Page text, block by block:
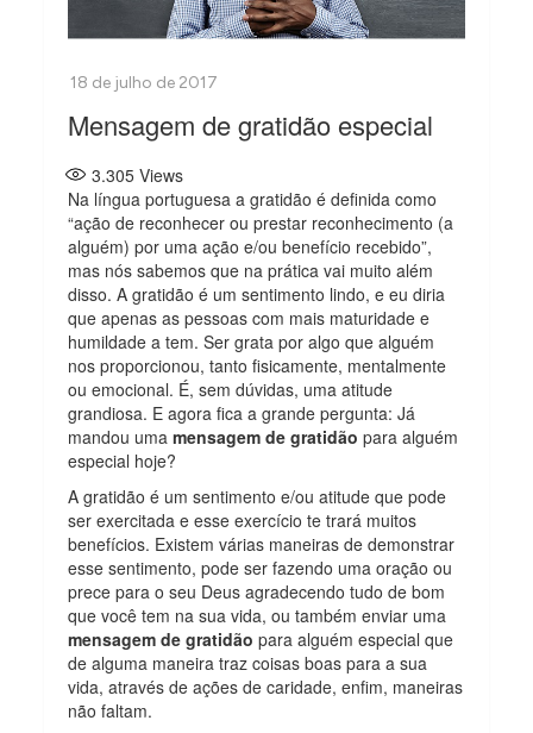
Mensagem de gratidão especial
3.305 Views
Na língua portuguesa a gratidão é definida como
“ação de reconhecer ou prestar reconhecimento (a
alguém) por uma ação e/ou benefício recebido”,
mas nós sabemos que na prática vai muito além
disso. A gratidão é um sentimento lindo, e eu diria
que apenas as pessoas com mais maturidade e
humildade a tem. Ser grata por algo que alguém
nos proporcionou, tanto fisicamente, mentalmente
ou emocional. É, sem dúvidas, uma atitude
grandiosa. E agora fica a grande pergunta: Já
mandou umamensagem de gratidão para alguém
especial hoje?
A gratidão é um sentimento e/ou atitude que pode
ser exercitada e esse exercício te trará muitos
benefícios. Existem várias maneiras de demonstrar
esse sentimento, pode ser fazendo uma oração ou
prece para o seu Deus agradecendo tudo de bom
que você tem na sua vida, ou também enviar uma
mensagem de gratidão para alguém especial que
de alguma maneira traz coisas boas para a sua
vida, através de ações de caridade, enfim, maneiras
não faltam.